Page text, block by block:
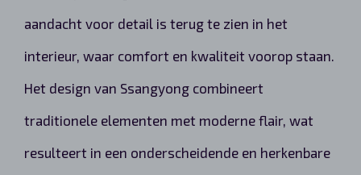
aandacht voor detail is terug te zien in het
interieur, waar comfort en kwaliteit voorop staan.
Het design van Ssangyong combineert
traditionele elementen met moderne flair, wat
resulteert in een onderscheidende en herkenbare